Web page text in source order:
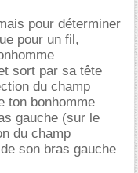
pour déterminer
pour un fil,
sort par sa tête
du champ
ton bonhomme
gauche (sur le
du champ
son bras gauche